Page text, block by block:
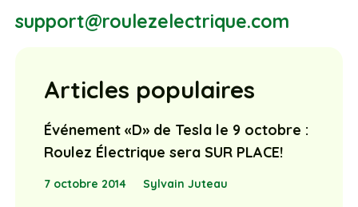
support@roulezelectrique.com
Articles populaires
Événement «D» de Tesla le 9 octobre :
Roulez Électrique sera SUR PLACE!
7 octobre 2014 Sylvain Juteau